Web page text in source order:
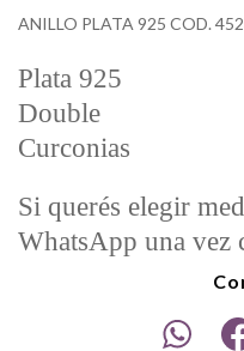
ANILLO PLATA 925 COD.
Plata 925
Double
Curconias
Si querés elegir
WhatsApp una vez